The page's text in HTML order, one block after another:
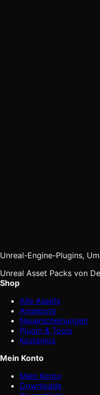
Unreal-Engine-Plugins,
Unreal Asset Packs von
Shop
Alle Assets
Angebote
Neuerscheinungen
Plugin & Tools
Kostenlos
Mein Konto
Mein Konto
Downloads